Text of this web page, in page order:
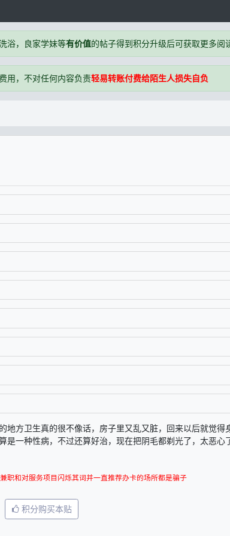
浴，良家学妹等有价值的帖子得到积分升级后可获取更多
用，不对任何内容负责轻易转账付费给陌生人损失自负
地方卫生真的很不像话，房子里又乱又脏，回来以后就觉得
是一种性病，不过还算好治，现在把阴毛都剃光了，太恶心
职和对服务项目闪烁其词并一直推荐办卡的场所都是骗子
积分购买本贴